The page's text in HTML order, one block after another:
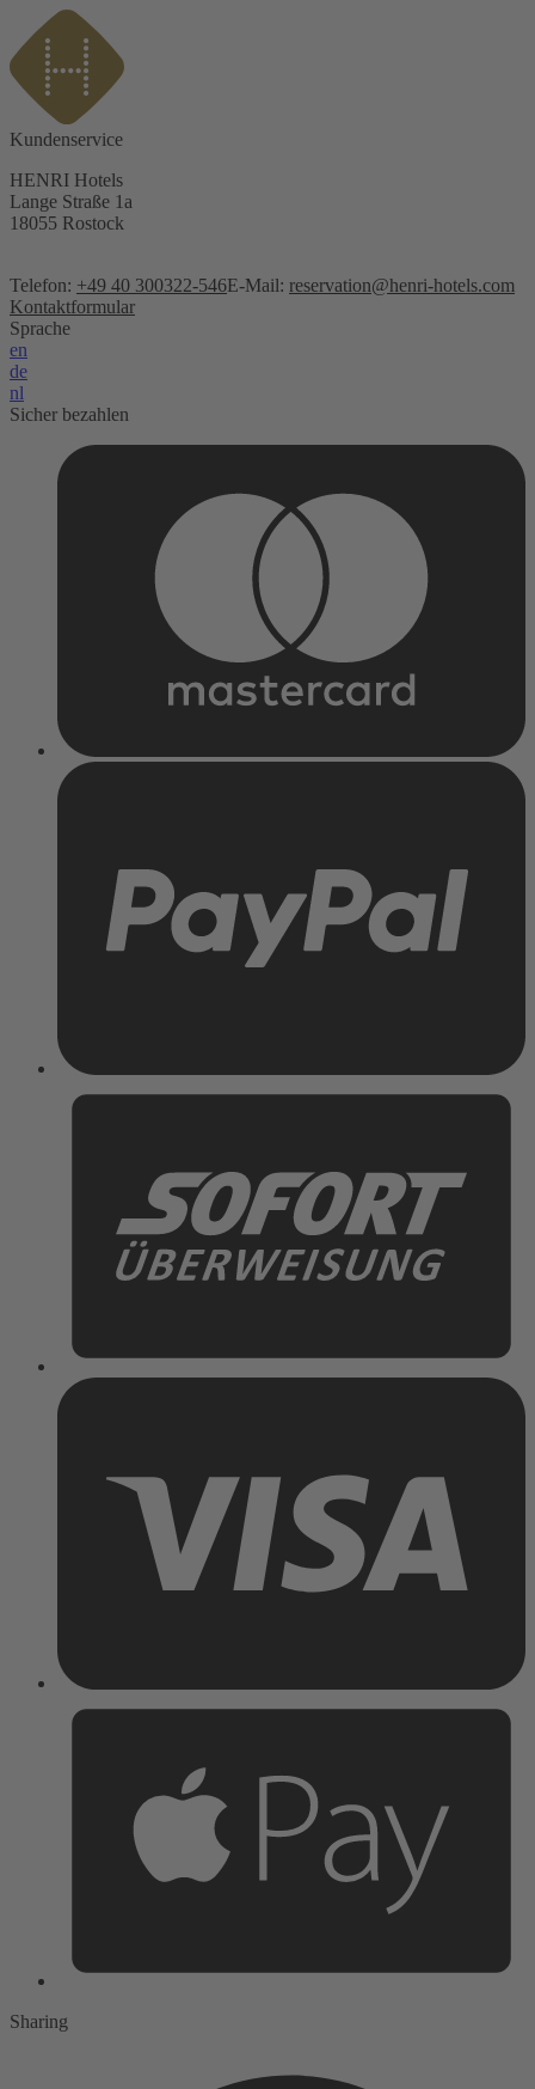
Kundenservice
HENRI Hotels
Lange Straße 1a
18055 Rostock
Telefon: +49 40 300322-546E-Mail: reservation@henri-hotels.com
Kontaktformular
Sprache
en
de
nl
Sicher bezahlen
Sharing